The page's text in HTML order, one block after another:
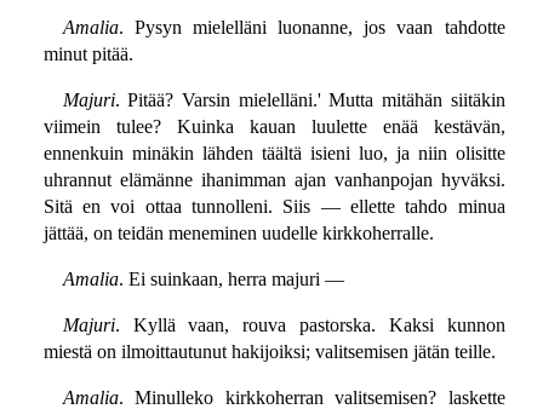
Amalia. Pysyn mielelläni luonanne, jos vaan tahdotte
minut pitää.
Majuri. Pitää? Varsin mielelläni.' Mutta mitähän siitäkin
viimein tulee? Kuinka kauan luulette enää kestävän,
ennenkuin minäkin lähden täältä isieni luo, ja niin olisitte
uhrannut elämänne ihanimman ajan vanhanpojan hyväksi.
Sitä en voi ottaa tunnolleni. Siis — ellette tahdo minua
jättää, on teidän meneminen uudelle kirkkoherralle.
Amalia. Ei suinkaan, herra majuri —
Majuri. Kyllä vaan, rouva pastorska. Kaksi kunnon
miestä on ilmoittautunut hakijoiksi; valitsemisen jätän teille.
Amalia. Minulleko kirkkoherran valitsemisen? laskette